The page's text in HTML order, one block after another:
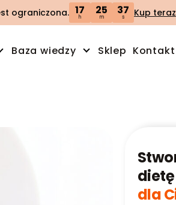
ograniczona. 17
h
25
m
36
s Kup teraz
Baza wiedzy Sklep Kontakt
dietę
dla